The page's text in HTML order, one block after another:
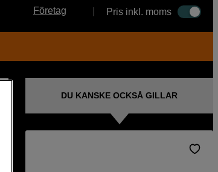
Företag Pris inkl. moms
DU KANSKE OCKSÅ GILLAR